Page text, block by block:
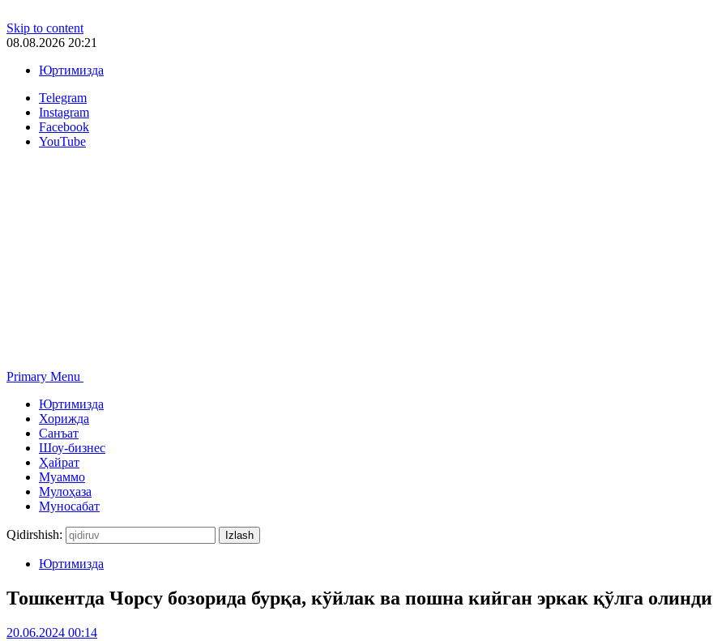
Skip to content
08.08.2026 20:21
Юртимизда
Telegram
Instagram
Facebook
YouTube
Primary Menu
Юртимизда
Хорижда
Санъат
Шоу-бизнес
Ҳайрат
Муаммо
Мулоҳаза
Муносабат
Qidirshish:
Юртимизда
Тошкентда Чорсу бозорида бурқа, кўйлак ва пошна кийган эркак қўлга олинди
20.06.2024 00:14